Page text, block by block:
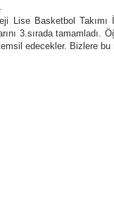
Lise Basketbol
3.sırada
edecekler. Bizlere bu